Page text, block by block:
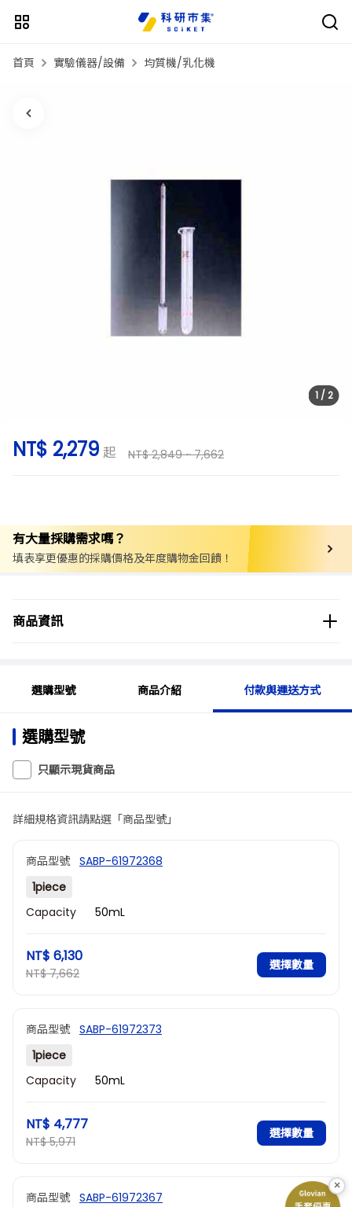
首頁 實驗儀器/設備 均質機/乳化機
1/ 2
NT$ 2,279 起 NT$ 2,849 ~ 7,662
有大量採購需求嗎？
填表享更優惠的採購價格及年度購物金回饋！
商品資訊
商品分類
選購型號 商品介紹 付款與運送方式
選購型號
只顯示現貨商品
詳細規格資訊請點選「商品型號」
商品型號 SABP-61972368
1piece
Capacity
50mL
NT$ 6,130
NT$ 7,662
選擇數量
商品型號 SABP-61972373
1piece
Capacity
50mL
NT$ 4,777
NT$ 5,971
選擇數量
商品型號 SABP-61972367
×